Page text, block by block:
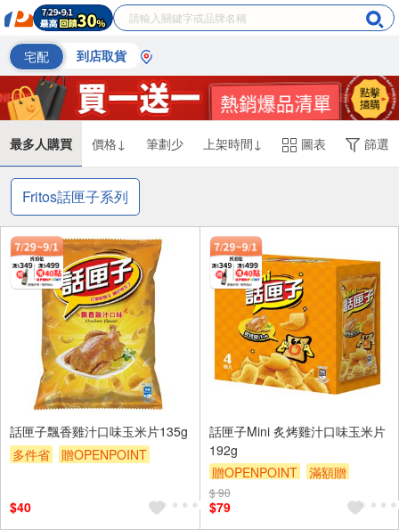
宅配 到店取貨
最多人購買 價格↓ 筆劃少 上架時間↓ 圖表 篩選
Fritos話匣子系列
話匣子飄香雞汁口味玉米片135g
多件省
贈OPENPOINT
$40
話匣子Mini 炙烤雞汁口味玉米片
192g
贈OPENPOINT
滿額贈
贈$200
$ 90
$79